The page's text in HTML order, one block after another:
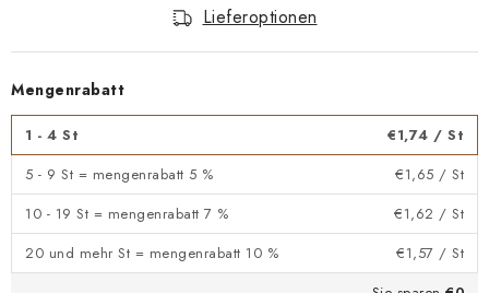
Lieferoptionen
Mengenrabatt
1 - 4 St €1,74 / St
5 - 9 St = mengenrabatt 5 %
€1,65 / St
10 - 19 St = mengenrabatt 7 %
€1,62 / St
20 und mehr St = mengenrabatt 10 %
€1,57 / St